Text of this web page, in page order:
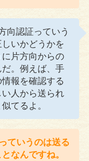
向認証っていう
いかどうかを
片方向からの
。例えば、手
報を確認する
人から送られ
てるよ。
ていうのは送る
なんですね。